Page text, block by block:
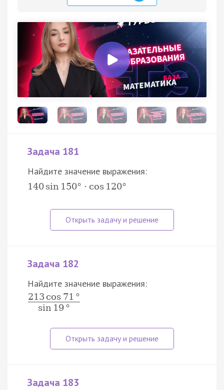
Задача 181
Найдите значение выражения:
140sin 150° ⋅ cos 120°
Задача 182
Найдите значение выражения:
213 cos 71 °
sin 19°
Задача 183